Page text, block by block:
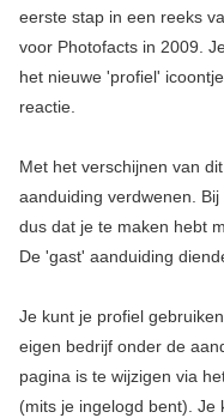
eerste stap in een reeks
voor Photofacts in 2009.
het nieuwe 'profiel'
reactie.
Met het verschijnen van
aanduiding verdwenen.
dus dat je te maken hebt
De 'gast' aanduiding
Je kunt je profiel
eigen bedrijf onder de
pagina is te wijzigen via
(mits je ingelogd bent). Je